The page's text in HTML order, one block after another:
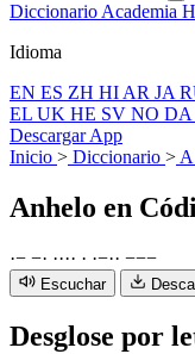
Diccionario Academia
Idioma
EN ES ZH HI AR JA
EL UK HE SV NO DA
Descargar App
Inicio > Diccionario > A
Anhelo en
·− −· ···· · ·−·· −−−
Escuchar
Desglose por